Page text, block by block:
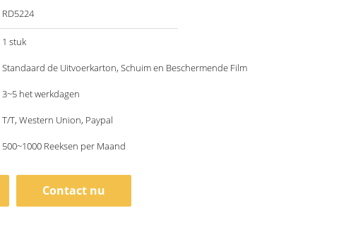
RD5224
1 stuk
Standaard de Uitvoerkarton, Schuim en Beschermende Film
3~5 het werkdagen
T/T, Western Union, Paypal
500~1000 Reeksen per Maand
Contact nu